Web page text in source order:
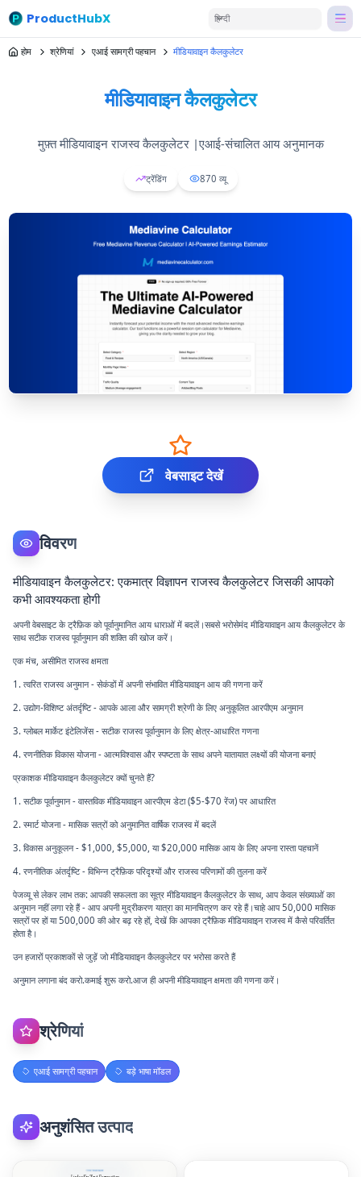
ProductHubX हिन्दी
होम श्रेणियां एआई सामग्री पहचान मीडियावाइन कैलकुलेटर
मीडियावाइन कैलकुलेटर
मुफ़्त मीडियावाइन राजस्व कैलकुलेटर |एआई-संचालित आय अनुमानक
ट्रेंडिंग 870 व्यू
वेबसाइट देखें
विवरण
मीडियावाइन कैलकुलेटर: एकमात्र विज्ञापन राजस्व कैलकुलेटर जिसकी आपको
कभी आवश्यकता होगी
अपनी वेबसाइट के ट्रैफ़िक को पूर्वानुमानित आय धाराओं में बदलें।सबसे भरोसेमंद मीडियावाइन आय कैलकुलेटर के
साथ सटीक राजस्व पूर्वानुमान की शक्ति की खोज करें।
एक मंच, असीमित राजस्व क्षमता
1. त्वरित राजस्व अनुमान - सेकंडों में अपनी संभावित मीडियावाइन आय की गणना करें
2. उद्योग-विशिष्ट अंतर्दृष्टि - आपके आला और सामग्री श्रेणी के लिए अनुकूलित आरपीएम अनुमान
3. ग्लोबल मार्केट इंटेलिजेंस - सटीक राजस्व पूर्वानुमान के लिए क्षेत्र-आधारित गणना
4. रणनीतिक विकास योजना - आत्मविश्वास और स्पष्टता के साथ अपने यातायात लक्ष्यों की योजना बनाएं
प्रकाशक मीडियावाइन कैलकुलेटर क्यों चुनते हैं?
1. सटीक पूर्वानुमान - वास्तविक मीडियावाइन आरपीएम डेटा ($5-$70 रेंज) पर आधारित
2. स्मार्ट योजना - मासिक सत्रों को अनुमानित वार्षिक राजस्व में बदलें
3. विकास अनुकूलन - $1,000, $5,000, या $20,000 मासिक आय के लिए अपना रास्ता पहचानें
4. रणनीतिक अंतर्दृष्टि - विभिन्न ट्रैफ़िक परिदृश्यों और राजस्व परिणामों की तुलना करें
पेजव्यू से लेकर लाभ तक: आपकी सफलता का सूत्र मीडियावाइन कैलकुलेटर के साथ, आप केवल संख्याओं का
अनुमान नहीं लगा रहे हैं - आप अपनी मुद्रीकरण यात्रा का मानचित्रण कर रहे हैं।चाहे आप 50,000 मासिक
सत्रों पर हों या 500,000 की ओर बढ़ रहे हों, देखें कि आपका ट्रैफ़िक मीडियावाइन राजस्व में कैसे परिवर्तित
होता है।
उन हजारों प्रकाशकों से जुड़ें जो मीडियावाइन कैलकुलेटर पर भरोसा करते हैं
अनुमान लगाना बंद करो.कमाई शुरू करो.आज ही अपनी मीडियावाइन क्षमता की गणना करें।
श्रेणियां
एआई सामग्री पहचान बड़े भाषा मॉडल
अनुशंसित उत्पाद